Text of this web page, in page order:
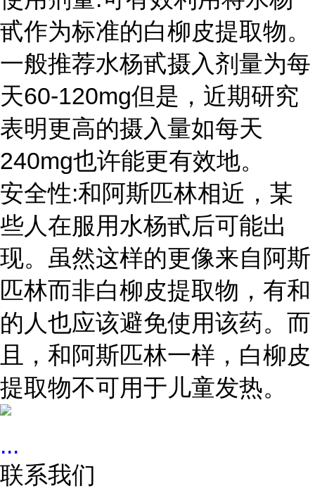
甙作为标准的白柳皮提取物。
一般推荐水杨甙摄入剂量为每
天60-120mg但是，近期研究
表明更高的摄入量如每天
240mg也许能更有效地。
安全性:和阿斯匹林相近，某
些人在服用水杨甙后可能出
现。虽然这样的更像来自阿斯
匹林而非白柳皮提取物，有和
的人也应该避免使用该药。而
且，和阿斯匹林一样，白柳皮
提取物不可用于儿童发热。
...
联系我们